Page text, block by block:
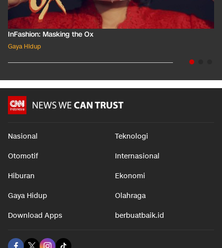
InFashion: Masking the Ox
Gaya Hidup
Nasional Teknologi
Otomotif Internasional
Hiburan Ekonomi
Gaya Hidup Olahraga
Download Apps berbuatbaik.id